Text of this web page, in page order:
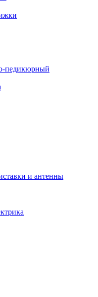
педикюрный
и антенны